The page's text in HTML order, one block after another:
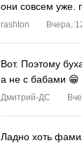
они совсем уже.
rashton Вчера,
Вот. Поэтому
а не с бабами 😁
Дмитрий-ДС
Ладно хоть